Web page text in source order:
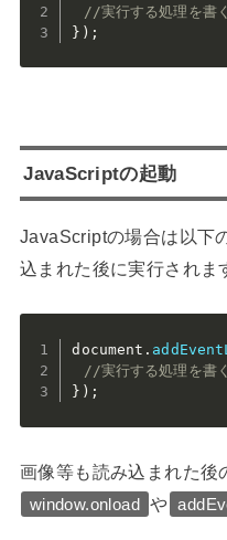
//実行する処理を書く
} ) ;
JavaScriptの起動
JavaScriptの場合は以下
込まれた後に実行されま
document .
//実行する処理を書く
} ) ;
画像等も読み込まれた後
window.onload や